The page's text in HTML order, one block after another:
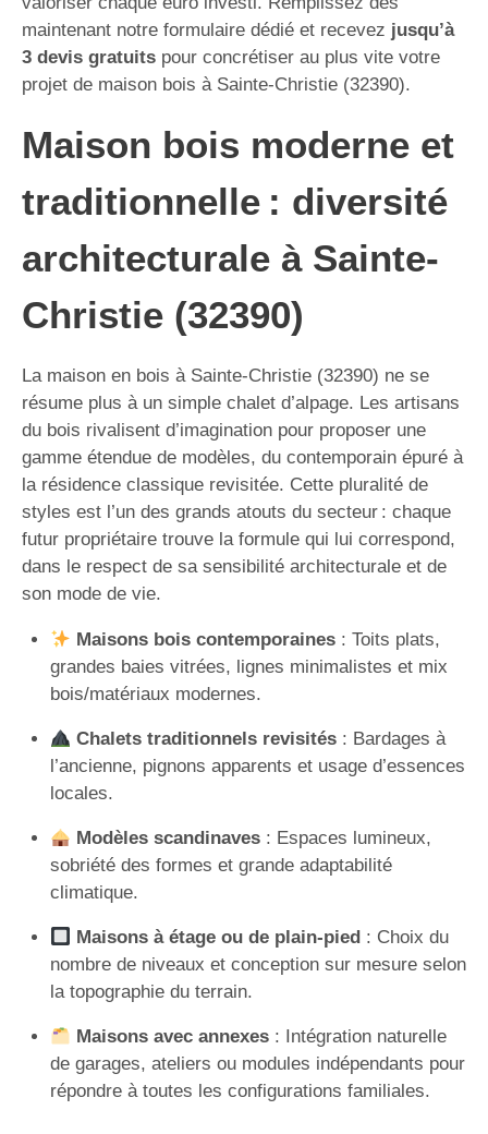
maintenant notre formulaire dédié et recevez jusqu’à
3 devis gratuits pour concrétiser au plus vite votre
projet de maison bois à Sainte-Christie (32390).
Maison bois moderne et
traditionnelle : diversité
architecturale à Sainte-
Christie (32390)
La maison en bois à Sainte-Christie (32390) ne se
résume plus à un simple chalet d’alpage. Les artisans
du bois rivalisent d’imagination pour proposer une
gamme étendue de modèles, du contemporain épuré à
la résidence classique revisitée. Cette pluralité de
styles est l’un des grands atouts du secteur : chaque
futur propriétaire trouve la formule qui lui correspond,
dans le respect de sa sensibilité architecturale et de
son mode de vie.
Maisons bois contemporaines: Toits plats,
grandes baies vitrées, lignes minimalistes et mix
bois/matériaux modernes.
Chalets traditionnels revisités: Bardages à
l’ancienne, pignons apparents et usage d’essences
locales.
Modèles scandinaves: Espaces lumineux,
sobriété des formes et grande adaptabilité
climatique.
Maisons à étage ou de plain-pied: Choix du
nombre de niveaux et conception sur mesure selon
la topographie du terrain.
Maisons avec annexes: Intégration naturelle
de garages, ateliers ou modules indépendants pour
répondre à toutes les configurations familiales.